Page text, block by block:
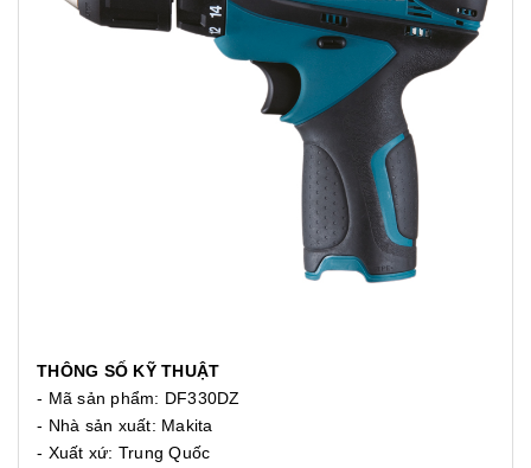
THÔNG SỐ KỸ THUẬT
- Mã sản phẩm: DF330DZ
- Nhà sản xuất: Makita
- Xuất xứ: Trung Quốc